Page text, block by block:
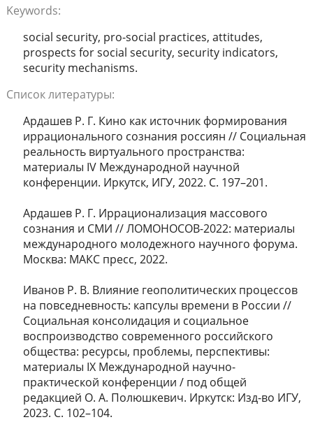
Keywords:
social security, pro-social practices, attitudes,
prospects for social security, security indicators,
security mechanisms.
Список литературы:
Ардашев Р. Г. Кино как источник формирования
иррационального сознания россиян // Социальная
реальность виртуального пространства:
материалы IV Международной научной
конференции. Иркутск, ИГУ, 2022. С. 197–201.
Ардашев Р. Г. Иррационализация массового
сознания и СМИ // ЛОМОНОСОВ-2022: материалы
международного молодежного научного форума.
Москва: МАКС пресс, 2022.
Иванов Р. В. Влияние геополитических процессов
на повседневность: капсулы времени в России //
Социальная консолидация и социальное
воспроизводство современного российского
общества: ресурсы, проблемы, перспективы:
материалы IX Международной научно-
практической конференции / под общей
редакцией О. А. Полюшкевич. Иркутск: Изд-во ИГУ,
2023. С. 102–104.